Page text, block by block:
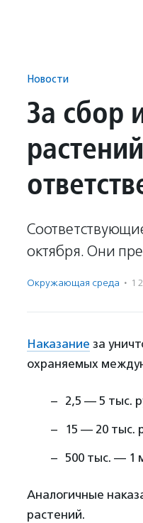
Новости
За сбор
октября. Они
Окружающая среда ·
Наказание за
охраняемых
2,5 — 5 тыс.
15 — 20 тыс.
500 тыс. — 1
Аналогичные
растений.